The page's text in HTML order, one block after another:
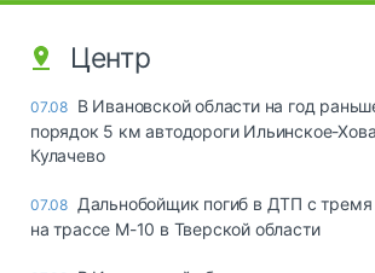
Центр
07.08 В Ивановской области на год
порядок 5 км автодороги Ильинское-
Кулачево
07.08 Дальнобойщик погиб в ДТП с тремя
на трассе М-10 в Тверской области